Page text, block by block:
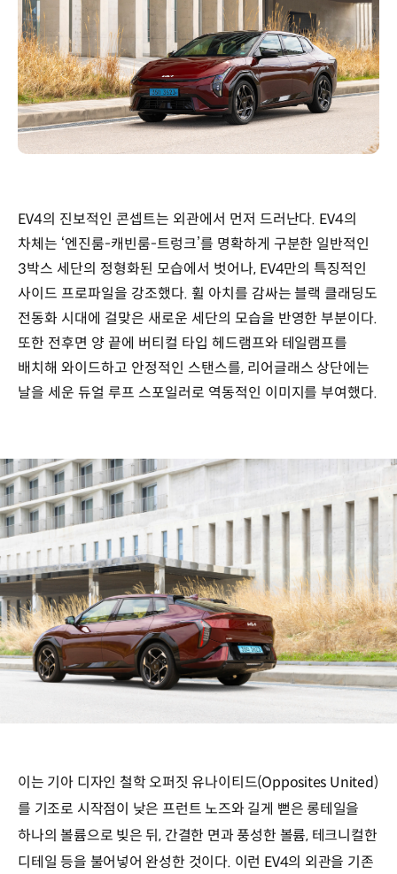
EV4의 진보적인 콘셉트는 외관에서 먼저 드러난다. EV4의
차체는 ‘엔진룸-캐빈룸-트렁크’를 명확하게 구분한 일반적인
3박스 세단의 정형화된 모습에서 벗어나, EV4만의 특징적인
사이드 프로파일을 강조했다. 휠 아치를 감싸는 블랙 클래딩도
전동화 시대에 걸맞은 새로운 세단의 모습을 반영한 부분이다.
또한 전후면 양 끝에 버티컬 타입 헤드램프와 테일램프를
배치해 와이드하고 안정적인 스탠스를, 리어글래스 상단에는
날을 세운 듀얼 루프 스포일러로 역동적인 이미지를 부여했다.
이는 기아 디자인 철학 오퍼짓 유나이티드(Opposites United)
를 기조로 시작점이 낮은 프런트 노즈와 길게 뻗은 롱테일을
하나의 볼륨으로 빚은 뒤, 간결한 면과 풍성한 볼륨, 테크니컬한
디테일 등을 불어넣어 완성한 것이다. 이런 EV4의 외관을 기존